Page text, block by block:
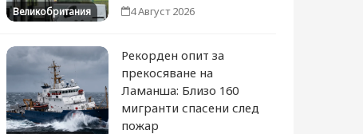
Великобритания 4 Август 2026
Рекорден опит за
прекосяване на
Ламанша: Близо 160
мигранти спасени след
пожар